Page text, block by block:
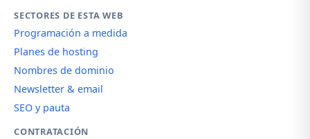
SECTORES DE ESTA WEB
Programación a medida
Planes de hosting
Nombres de dominio
Newsletter & email
SEO y pauta
CONTRATACIÓN